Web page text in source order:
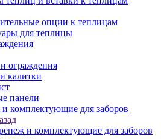
опции к теплицам
для теплицы
ограждения
калитки
панели
комплектующие для заборов
и комплектующие для заборов